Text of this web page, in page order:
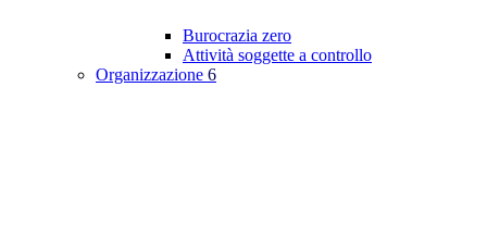
Burocrazia zero
Attività soggette a controllo
Organizzazione 6